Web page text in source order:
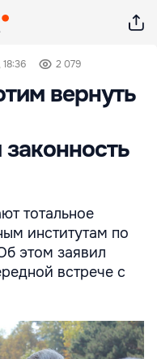
2 079
вернуть
тотальное
институтам по
этом заявил
встрече с